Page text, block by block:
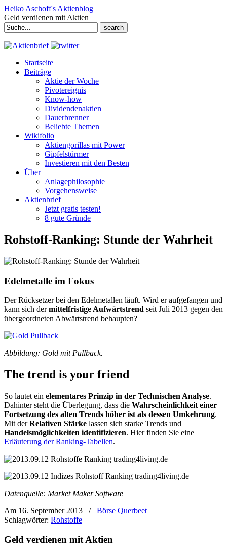
Heiko Aschoff's Aktienblog
Geld verdienen mit Aktien
Search
for:
Startseite
Beiträge
Aktie der Woche
Pivotereignis
Know-how
Dividendenaktien
Dauerbrenner
Beliebte Themen
Wikifolio
Aktiengorillas mit Power
Gipfelstürmer
Investieren mit den Besten
Über
Anlagephilosophie
Vorgehensweise
Aktienbrief
Jetzt gratis testen!
8 gute Gründe
Rohstoff-Ranking: Stunde der Wahrheit
Edelmetalle im Fokus
Der Rücksetzer bei den Edelmetallen läuft. Wird er aufgefangen und
kann sich dermittelfristige Aufwärtstrend seit Juli 2013 gegen den
übergeordneten Abwärtstrend behaupten?
Abbildung: Gold mit Pullback.
The trend is your friend
So lautet ein elementares Prinzip in der Technischen Analyse.
Dahinter steht die Überlegung, dass die Wahrscheinlichkeit einer
Fortsetzung des alten Trends höher ist als dessen Umkehrung.
Mit derRelativen Stärke lassen sich starke Trends und
Handelsmöglichkeiten identifizieren. Hier finden Sie eine
Erläuterung der Ranking-Tabellen.
Datenquelle: Market Maker Software
Am 16. September 2013
/
Börse Querbeet
Schlagwörter: Rohstoffe
Geld verdienen mit Aktien